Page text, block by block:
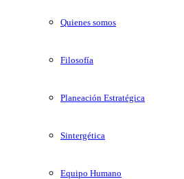
Quienes somos
Filosofía
Planeación Estratégica
Sintergética
Equipo Humano